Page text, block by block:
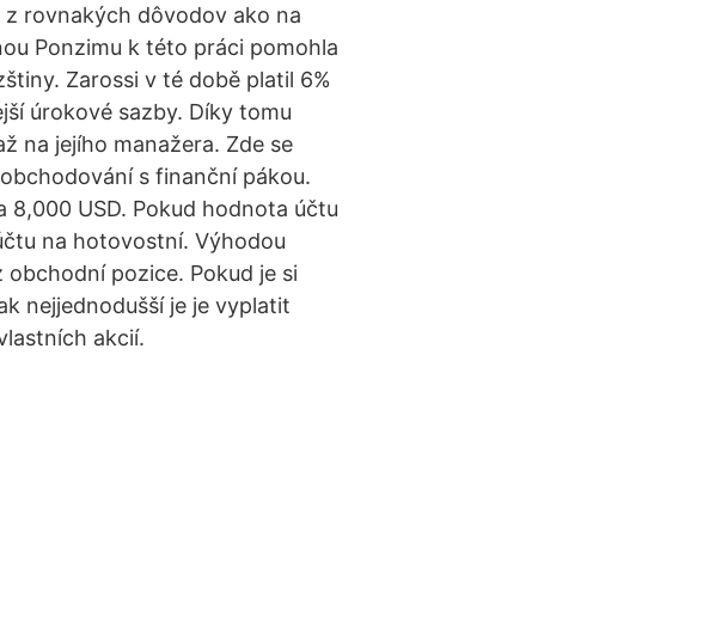
rovnakých dôvodov ako na
Ponzimu k této práci pomohla
Zarossi v té době platil 6%
úrokové sazby. Díky tomu
na jejího manažera. Zde se
s finanční pákou.
8,000 USD. Pokud hodnota účtu
na hotovostní. Výhodou
pozice. Pokud je si
nejjednodušší je je vyplatit
akcií.